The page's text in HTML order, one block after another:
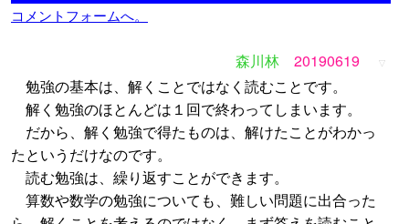
コメントフォームへ。
森川林 20190619 ▽
勉強の基本は、解くことではなく読むことです。
解く勉強のほとんどは１回で終わってしまいます。
だから、解く勉強で得たものは、解けたことがわかっ
たというだけなのです。
読む勉強は、繰り返すことができます。
算数や数学の勉強についても、難しい問題に出合った